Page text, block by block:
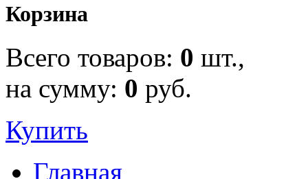
Корзина
Всего товаров: 0 шт.,
на сумму: 0 руб.
Купить
Главная